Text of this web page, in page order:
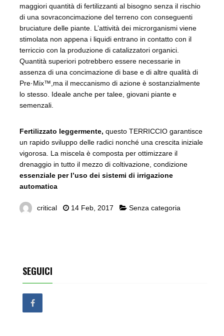
maggiori quantità di fertilizzanti al bisogno senza il rischio
di una sovraconcimazione del terreno con conseguenti
bruciature delle piante. L’attività dei microrganismi viene
stimolata non appena i liquidi entrano in contatto con il
terriccio con la produzione di catalizzatori organici.
Quantità superiori potrebbero essere necessarie in
assenza di una concimazione di base e di altre qualità di
Pre·Mix™,ma il meccanismo di azione è sostanzialmente
lo stesso. Ideale anche per talee, giovani piante e
semenzali.
Fertilizzato leggermente, questo TERRICCIO garantisce
un rapido sviluppo delle radici nonché una crescita iniziale
vigorosa. La miscela è composta per ottimizzare il
drenaggio in tutto il mezzo di coltivazione, condizione
essenziale per l’uso dei sistemi di irrigazione
automatica
critical 14 Feb, 2017 Senza categoria
SEGUICI